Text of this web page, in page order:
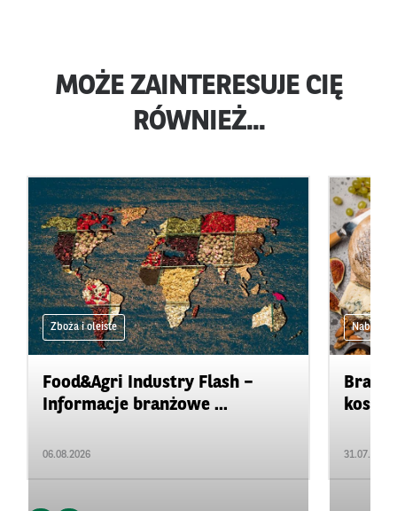
MOŻE ZAINTERESUJE CIĘ
RÓWNIEŻ...
Zboża i oleiste
Food&Agri Industry Flash –
Informacje branżowe ...
06.08.2026
Nabiał
31.07.2026